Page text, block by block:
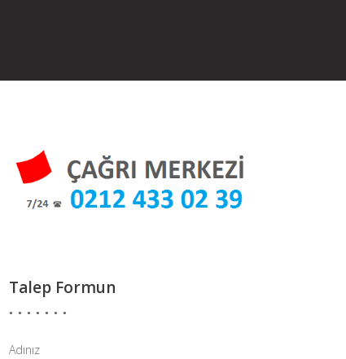
Talep Formun
Adınız